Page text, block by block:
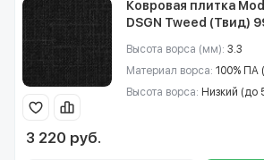
Ковровая плитка
DSGN Tweed (Твид)
Высота ворса (мм): 3.3
Материал ворса: 100% ПА
Высота ворса: Низкий (до
3 220 руб.